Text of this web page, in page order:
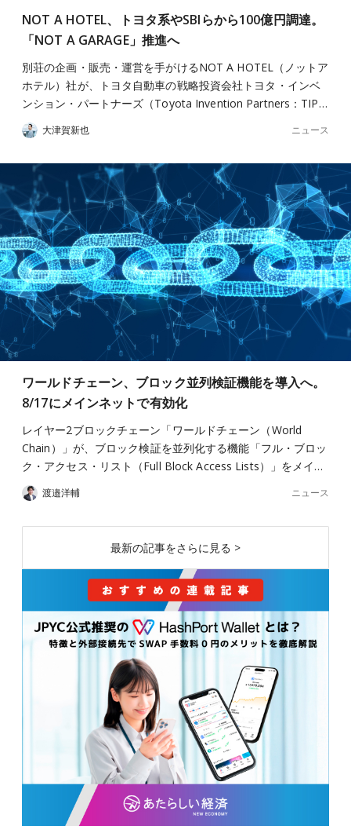
NOT A HOTEL、トヨタ系やSBIらから100億円調達。
「NOT A GARAGE」推進へ
別荘の企画・販売・運営を手がけるNOT A HOTEL（ノットア
ホテル）社が、トヨタ自動車の戦略投資会社トヨタ・インベ
ンション・パートナーズ（Toyota Invention Partners：TIP…
大津賀新也 ニュース
ワールドチェーン、ブロック並列検証機能を導入へ。
8/17にメインネットで有効化
レイヤー2ブロックチェーン「ワールドチェーン（World
Chain）」が、ブロック検証を並列化する機能「フル・ブロッ
ク・アクセス・リスト（Full Block Access Lists）」をメイ…
渡邉洋輔 ニュース
最新の記事をさらに見る >